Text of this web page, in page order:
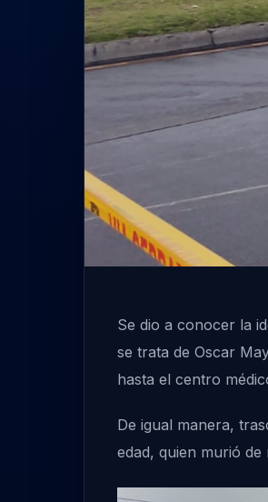
Se dio a conocer la
se trata de Oscar
hasta el centro
De igual manera,
edad, quien murió